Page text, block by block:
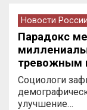
Новости России
Парадокс
тревожным
Социологи
улучшение…